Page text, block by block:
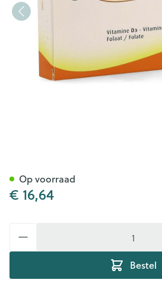
€ 16,64
Bestel
Op voorraad